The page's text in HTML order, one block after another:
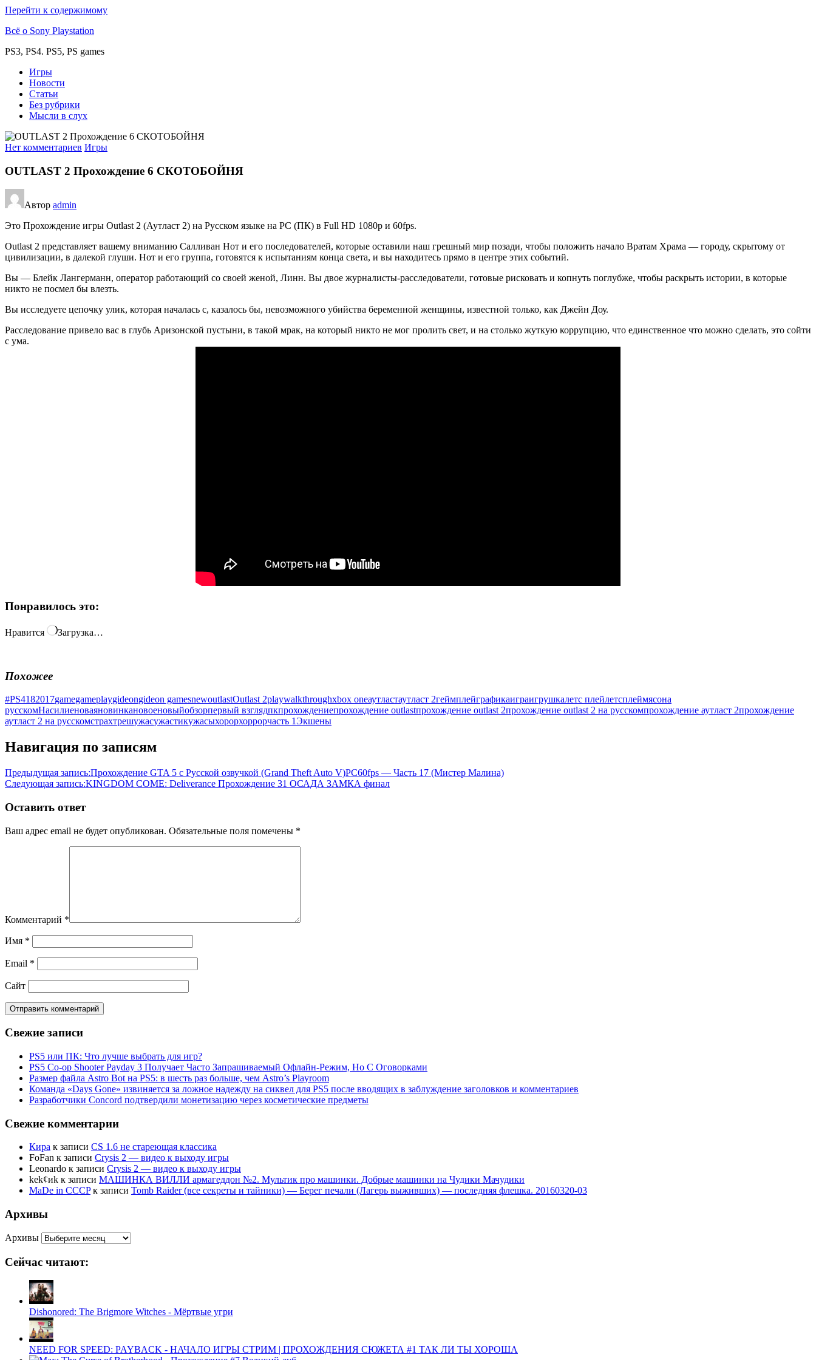
Перейти к содержимому
Всё о Sony Playstation
PS3, PS4. PS5, PS games
Игры
Новости
Статьи
Без рубрики
Мысли в слух
Нет комментариев Игры
OUTLAST 2 Прохождение 6 СКОТОБОЙНЯ
Автор admin
Это Прохождение игры Outlast 2 (Аутласт 2) на Русском языке на PC (ПК) в Full HD 1080p и 60fps.
Outlast 2 представляет вашему вниманию Салливан Нот и его последователей, которые оставили наш грешный мир позади, чтобы положить начало Вратам Храма — городу, скрытому от
цивилизации, в далекой глуши. Нот и его группа, готовятся к испытаниям конца света, и вы находитесь прямо в центре этих событий.
Вы — Блейк Лангерманн, оператор работающий со своей женой, Линн. Вы двое журналисты-расследователи, готовые рисковать и копнуть поглубже, чтобы раскрыть истории, в которые
никто не посмел бы влезть.
Вы исследуете цепочку улик, которая началась с, казалось бы, невозможного убийства беременной женщины, известной только, как Джейн Доу.
Расследование привело вас в глубь Аризонской пустыни, в такой мрак, на который никто не мог пролить свет, и на столько жуткую коррупцию, что единственное что можно сделать, это сойти
с ума.
Понравилось это:
Нравится Загрузка…
Похожее
#PS4182017gamegameplaygideongideon gamesnewoutlastOutlast 2playwalkthroughxbox oneаутластаутласт 2геймплейграфикаиграигрушкалетс плейлетсплеймясона
русскомНасилиеноваяновинкановоеновыйобзорпервый взглядпкпрохождениепрохождение outlastпрохождение outlast 2прохождение outlast 2 на русскомпрохождение аутласт 2прохождение
аутласт 2 на русскомстрахтрешужасужастикужасыхорорхоррорчасть 1Экшены
Навигация по записям
Предыдущая запись:Прохождение GTA 5 с Русской озвучкой (Grand Theft Auto V)PС60fps — Часть 17 (Мистер Малина)
Следующая запись:KINGDOM COME: Deliverance Прохождение 31 ОСАДА ЗАМКА финал
Оставить ответ
Ваш адрес email не будет опубликован. Обязательные поля помечены *
Комментарий *
Имя *
Email *
Сайт
Свежие записи
PS5 или ПК: Что лучше выбрать для игр?
PS5 Co-op Shooter Payday 3 Получает Часто Запрашиваемый Офлайн-Режим, Но С Оговорками
Размер файла Astro Bot на PS5: в шесть раз больше, чем Astro’s Playroom
Команда «Days Gone» извиняется за ложное надежду на сиквел для PS5 после вводящих в заблуждение заголовков и комментариев
Разработчики Concord подтвердили монетизацию через косметические предметы
Свежие комментарии
Кира к записи CS 1.6 не стареющая классика
FoFan к записи Crysis 2 — видео к выходу игры
Leonardo к записи Crysis 2 — видео к выходу игры
kek¢иk к записи МАШИНКА ВИЛЛИ армагеддон №2. Мультик про машинки. Добрые машинки на Чудики Мачудики
MaDe in CCCPк записи Tomb Raider (все секреты и тайники) — Берег печали (Лагерь выживших) — последняя флешка. 20160320-03
Архивы
Архивы
Сейчас читают:
Dishonored: The Brigmore Witches - Мёртвые угри
NEED FOR SPEED: PAYBACK - НАЧАЛО ИГРЫ СТРИМ | ПРОХОЖДЕНИЯ СЮЖЕТА #1 ТАК ЛИ ТЫ ХОРОША